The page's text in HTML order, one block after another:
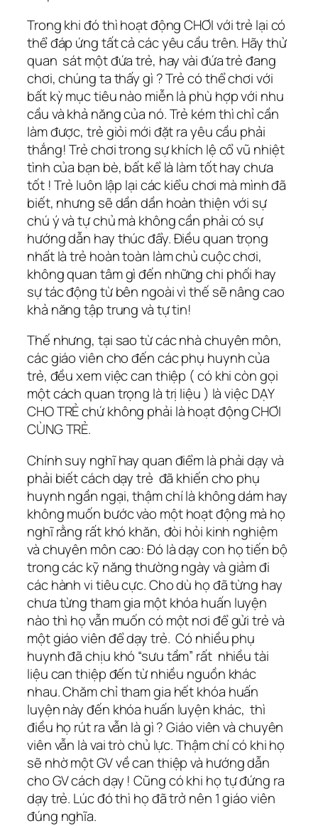
Trong khi đó thì hoạt động CHƠI với trẻ lại có
thể đáp ứng tất cả các yêu cầu trên. Hãy thử
quan sát một đứa trẻ, hay vài đứa trẻ đang
chơi, chúng ta thấy gì ? Trẻ có thể chơi với
bất kỳ mục tiêu nào miễn là phù hợp với nhu
cầu và khả năng của nó. Trẻ kém thì chỉ cần
làm được, trẻ giỏi mới đặt ra yêu cầu phải
thắng! Trẻ chơi trong sự khích lệ cổ vũ nhiệt
tình của bạn bè, bất kể là làm tốt hay chưa
tốt ! Trẻ luôn lập lại các kiểu chơi mà mình đã
biết, nhưng sẽ dần dần hoàn thiện với sự
chú ý và tự chủ mà không cần phải có sự
hướng dẫn hay thúc đẩy. Điều quan trọng
nhất là trẻ hoàn toàn làm chủ cuộc chơi,
không quan tâm gì đến những chi phối hay
sự tác động từ bên ngoài vì thế sẽ nâng cao
khả năng tập trung và tự tin!
Thế nhưng, tại sao từ các nhà chuyên môn,
các giáo viên cho đến các phụ huynh của
trẻ, đều xem việc can thiệp ( có khi còn gọi
một cách quan trọng là trị liệu ) là việc DẠY
CHO TRẺ chứ không phải là hoạt động CHƠI
CÙNG TRẺ.
Chính suy nghĩ hay quan điểm là phải dạy và
phải biết cách dạy trẻ đã khiến cho phụ
huynh ngần ngại, thậm chí là không dám hay
không muốn bước vào một hoạt động mà họ
nghĩ rằng rất khó khăn, đòi hỏi kinh nghiệm
và chuyên môn cao: Đó là dạy con họ tiến bộ
trong các kỹ năng thường ngày và giảm đi
các hành vi tiêu cực. Cho dù họ đã từng hay
chưa từng tham gia một khóa huấn luyện
nào thì họ vẫn muốn có một nơi để gửi trẻ và
một giáo viên để dạy trẻ. Có nhiều phụ
huynh đã chịu khó “sưu tầm” rất nhiều tài
liệu can thiệp đến từ nhiều nguồn khác
nhau. Chăm chỉ tham gia hết khóa huấn
luyện này đến khóa huấn luyện khác, thì
điều họ rút ra vẫn là gì ? Giáo viên và chuyên
viên vẫn là vai trò chủ lực. Thậm chí có khi họ
sẽ nhờ một GV về can thiệp và hướng dẫn
cho GV cách dạy ! Cũng có khi họ tự đứng ra
dạy trẻ. Lúc đó thì họ đã trở nên 1 giáo viên
đúng nghĩa.